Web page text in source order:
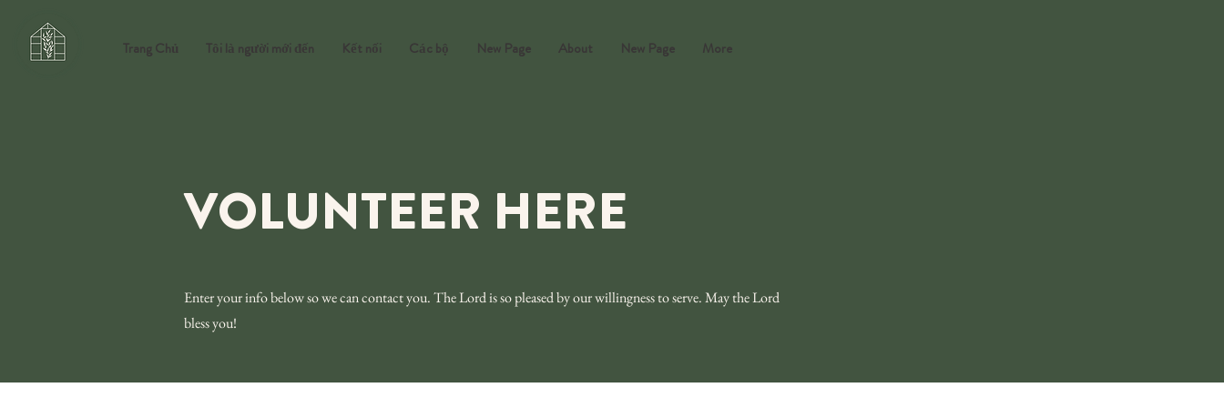
Trang Chủ Tôi là người mới đến Kết nối Các bộ New Page About New Page More
VOLUNTEER HERE
Enter your info below so we can contact you. The Lord is so pleased by our willingness to serve. May the Lord
bless you!